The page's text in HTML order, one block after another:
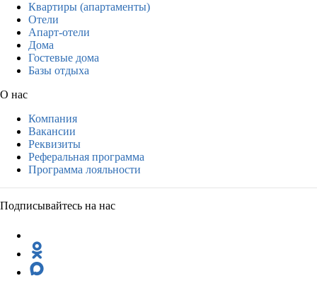
Квартиры (апартаменты)
Отели
Апарт-отели
Дома
Гостевые дома
Базы отдыха
О нас
Компания
Вакансии
Реквизиты
Реферальная программа
Программа лояльности
Подписывайтесь на нас